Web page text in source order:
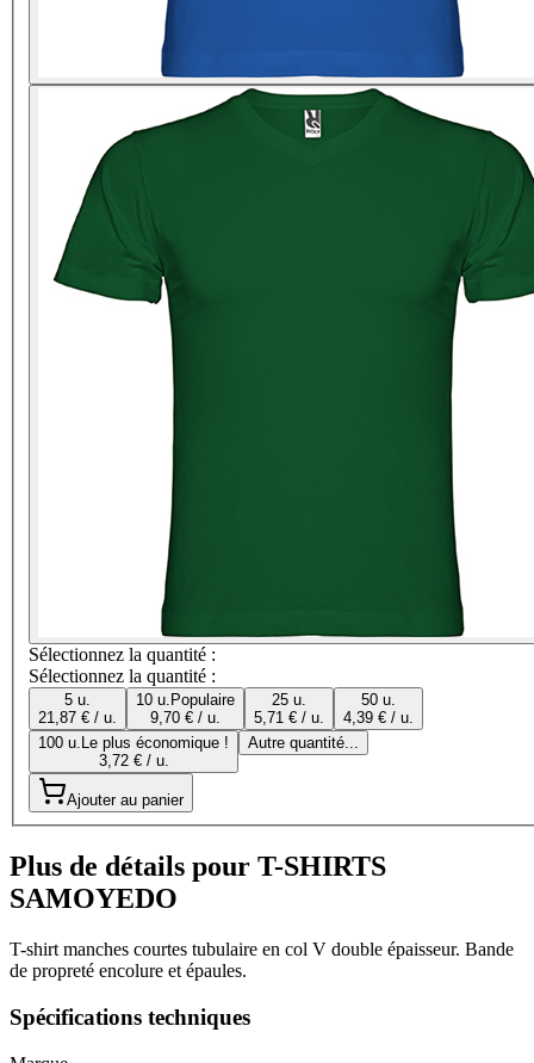
Sélectionnez la quantité :
Sélectionnez la quantité :
5 u.
21,87 € / u.
10 u. Populaire
9,70 € / u.
25 u.
5,71 € / u.
50 u.
4,39 € / u.
100 u. Le plus économique !
3,72 € / u.
Autre quantité...
Ajouter au panier
Plus de détails pour T-SHIRTS
SAMOYEDO
T-shirt manches courtes tubulaire en col V double épaisseur. Bande
de propreté encolure et épaules.
Spécifications techniques